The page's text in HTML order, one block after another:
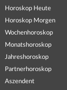
Horoskop Heute
Horoskop Morgen
Wochenhoroskop
Monatshoroskop
Jahreshoroskop
Partnerhoroskop
Aszendent